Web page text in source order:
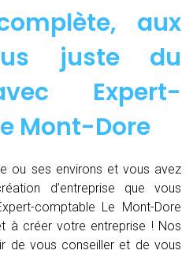
aux
juste du
Expert-
Mont-Dore
ou ses environs et vous avez
d’entreprise que vous
comptable Le Mont-Dore
à créer votre entreprise ! Nos
de vous conseiller et de vous